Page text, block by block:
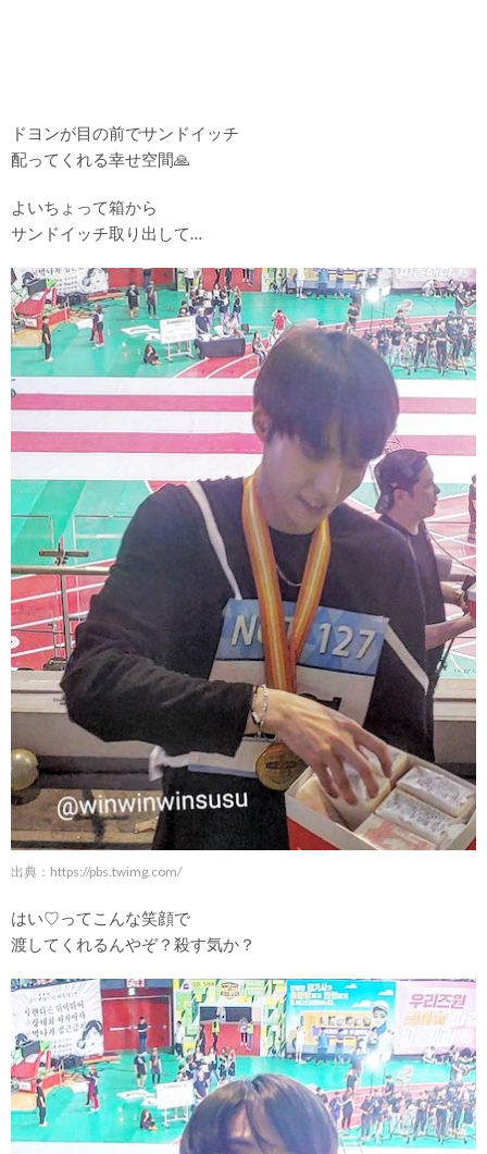
ドヨンが目の前でサンドイッチ
配ってくれる幸せ空間🙏
よいちょって箱から
サンドイッチ取り出して…
出典： https://pbs.twimg.com/
はい♡ってこんな笑顔で
渡してくれるんやぞ？殺す気か？